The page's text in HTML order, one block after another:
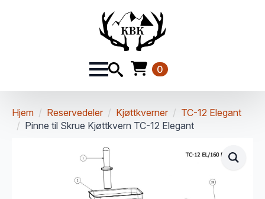
0
Hjem Reservedeler Kjøttkverner
TC-12 Elegant
Pinne til Skrue Kjøttkvern TC-12 Elegant